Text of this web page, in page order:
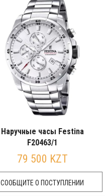
Наручные часы Festina
F20463/1
79 500 KZT
СООБЩИТЕ О ПОСТУПЛЕНИИ